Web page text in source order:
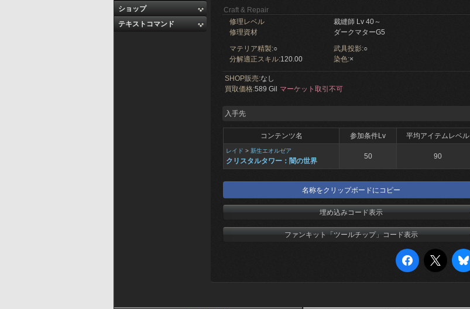
ショップ
テキストコマンド
Craft & Repair
修理レベル
裁縫師 Lv 40～
修理資材
ダークマターG5
マテリア精製:○ 武具投影:○
分解適正スキル:120.00 染色:×
SHOP販売:なし
買取価格:589 Gil マーケット取引不可
入手先
コンテンツ名 参加条件Lv 平均アイテムレベル
レイド > 新生エオルゼア
クリスタルタワー：闇の世界
50 90
名称をクリップボードにコピー
埋め込みコード表示
ファンキット「ツールチップ」コード表示